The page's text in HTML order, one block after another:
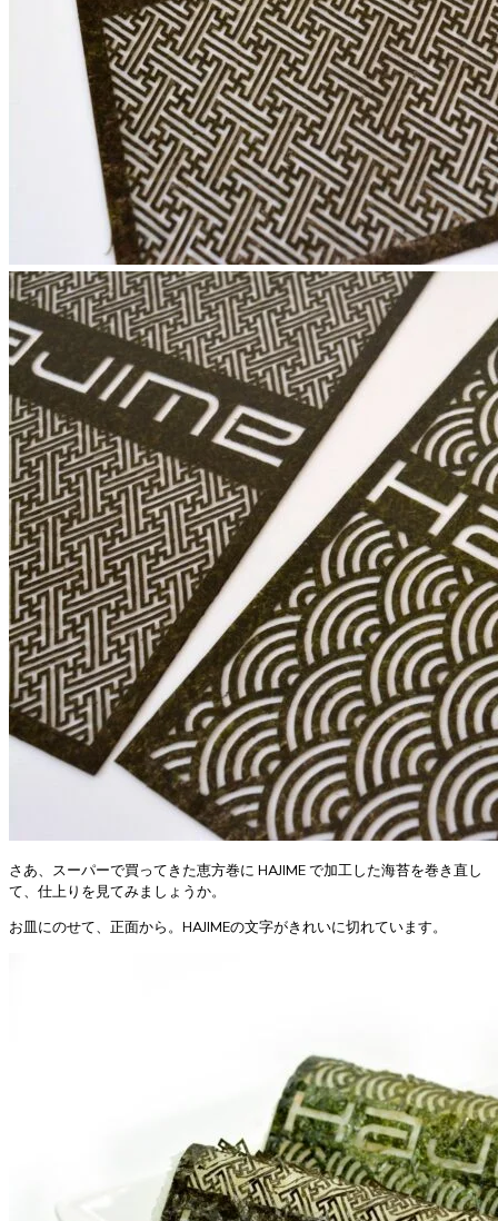
さあ、スーパーで買ってきた恵方巻に HAJIME で加工した海苔を巻き直し
て、仕上りを見てみましょうか。
お皿にのせて、正面から。HAJIMEの文字がきれいに切れています。